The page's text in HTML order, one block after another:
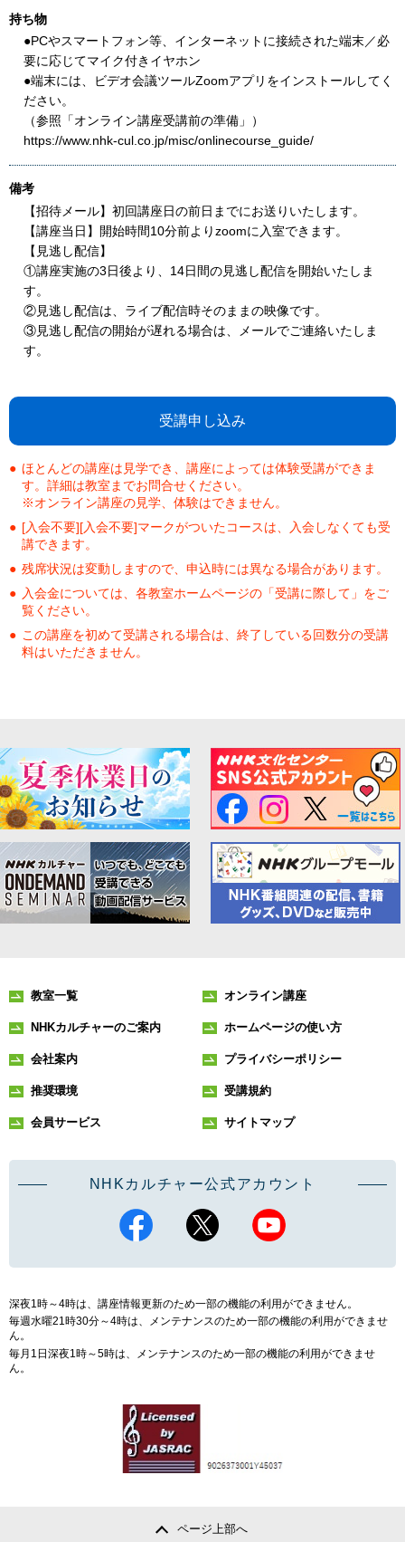
持ち物
●PCやスマートフォン等、インターネットに接続された端末／必
要に応じてマイク付きイヤホン
●端末には、ビデオ会議ツールZoomアプリをインストールしてく
ださい。
（参照「オンライン講座受講前の準備」）
https://www.nhk-cul.co.jp/misc/onlinecourse_guide/
備考
【招待メール】初回講座日の前日までにお送りいたします。
【講座当日】開始時間10分前よりzoomに入室できます。
【見逃し配信】
①講座実施の3日後より、14日間の見逃し配信を開始いたしま
す。
②見逃し配信は、ライブ配信時そのままの映像です。
③見逃し配信の開始が遅れる場合は、メールでご連絡いたしま
す。
受講申し込み
ほとんどの講座は見学でき、講座によっては体験受講ができま
す。詳細は教室までお問合せください。
※オンライン講座の見学、体験はできません。
[入会不要][入会不要]マークがついたコースは、入会しなくても受
講できます。
残席状況は変動しますので、申込時には異なる場合があります。
入会金については、各教室ホームページの「受講に際して」をご
覧ください。
この講座を初めて受講される場合は、終了している回数分の受講
料はいただきません。
教室一覧 オンライン講座
NHKカルチャーのご案内 ホームページの使い方
会社案内 プライバシーポリシー
推奨環境 受講規約
会員サービス サイトマップ
NHKカルチャー公式アカウント
深夜1時～4時は、講座情報更新のため一部の機能の利用ができません。
毎週水曜21時30分～4時は、メンテナンスのため一部の機能の利用ができませ
ん。
毎月1日深夜1時～5時は、メンテナンスのため一部の機能の利用ができませ
ん。
ページ上部へ